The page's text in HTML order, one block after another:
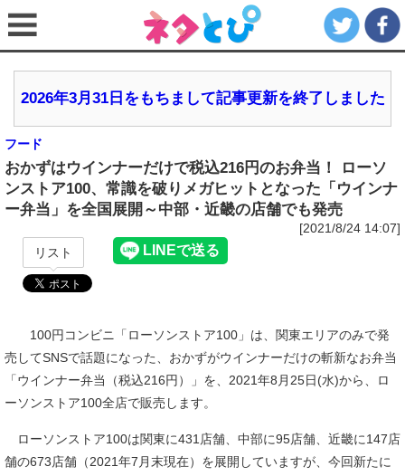
2026年3月31日をもちまして記事更新を終了しました
フード
おかずはウインナーだけで税込216円のお弁当！ ローソ
ンストア100、常識を破りメガヒットとなった「ウインナ
ー弁当」を全国展開～中部・近畿の店舗でも発売
[2021/8/24 14:07]
リスト
100円コンビニ「ローソンストア100」は、関東エリアのみで発
売してSNSで話題になった、おかずがウインナーだけの斬新なお弁当
「ウインナー弁当（税込216円）」を、2021年8月25日(水)から、ロ
ーソンストア100全店で販売します。
ローソンストア100は関東に431店舗、中部に95店舗、近畿に147店
舗の673店舗（2021年7月末現在）を展開していますが、今回新たに